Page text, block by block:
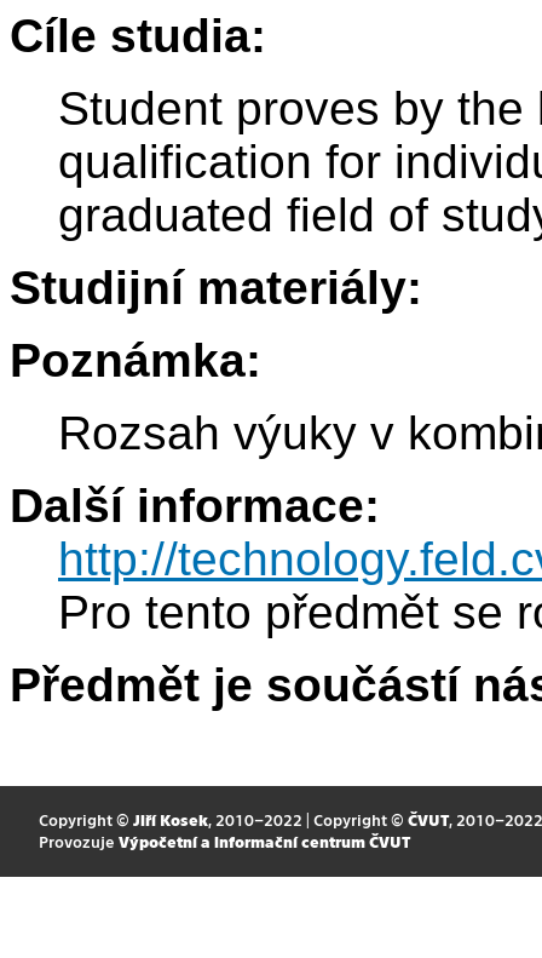
Cíle studia:
Student proves by
qualification for
graduated field of
Studijní materiály:
Poznámka:
Rozsah výuky v
Další informace:
http://
Pro tento předmět se
Předmět je součástí
Copyright © Jiří Kosek, 2010–2022 | Copyright © ČVUT, 2010–2022
Provozuje Výpočetní a informační centrum ČVUT